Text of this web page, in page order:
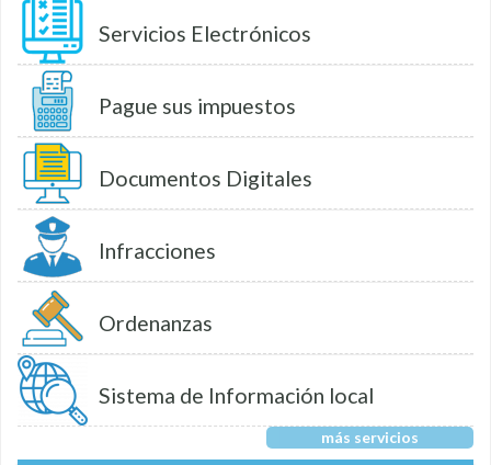
Servicios Electrónicos
Pague sus impuestos
Documentos Digitales
Infracciones
Ordenanzas
Sistema de Información local
más servicios